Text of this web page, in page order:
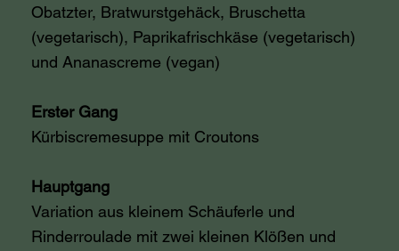
Obatzter, Bratwurstgehäck, Bruschetta
(vegetarisch), Paprikafrischkäse (vegetarisch)
und Ananascreme (vegan)
Erster Gang
Kürbiscremesuppe mit Croutons
Hauptgang
Variation aus kleinem Schäuferle und
Rinderroulade mit zwei kleinen Klößen und